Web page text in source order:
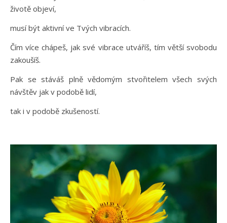
životě objeví,
musí být aktivní ve Tvých vibracích.
Čím více chápeš, jak své vibrace utváříš, tím větší svobodu
zakoušíš.
Pak se stáváš plně vědomým stvořitelem všech svých
návštěv jak v podobě lidí,
tak i v podobě zkušeností.